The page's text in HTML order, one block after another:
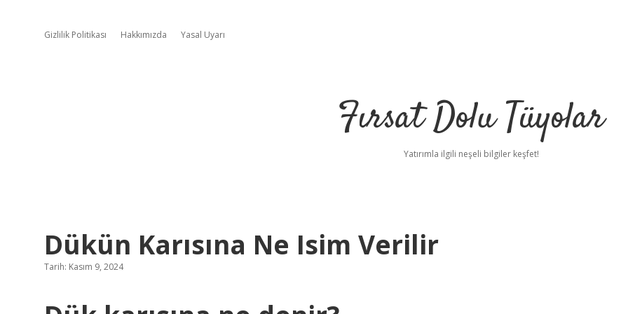
Gizlilik Politikası Hakkımızda Yasal Uyarı
Fırsat Dolu Tüyolar
Yatırımla ilgili neşeli bilgiler keşfet!
Dükün Karısına Ne Isim Verilir
Tarih: Kasım 9, 2024